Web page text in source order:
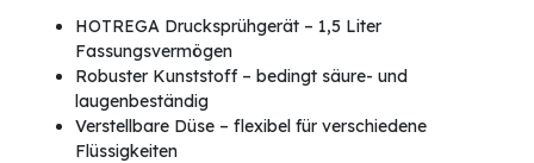
HOTREGA Drucksprühgerät – 1,5 Liter
Fassungsvermögen
Robuster Kunststoff – bedingt säure- und
laugenbeständig
Verstellbare Düse – flexibel für verschiedene
Flüssigkeiten